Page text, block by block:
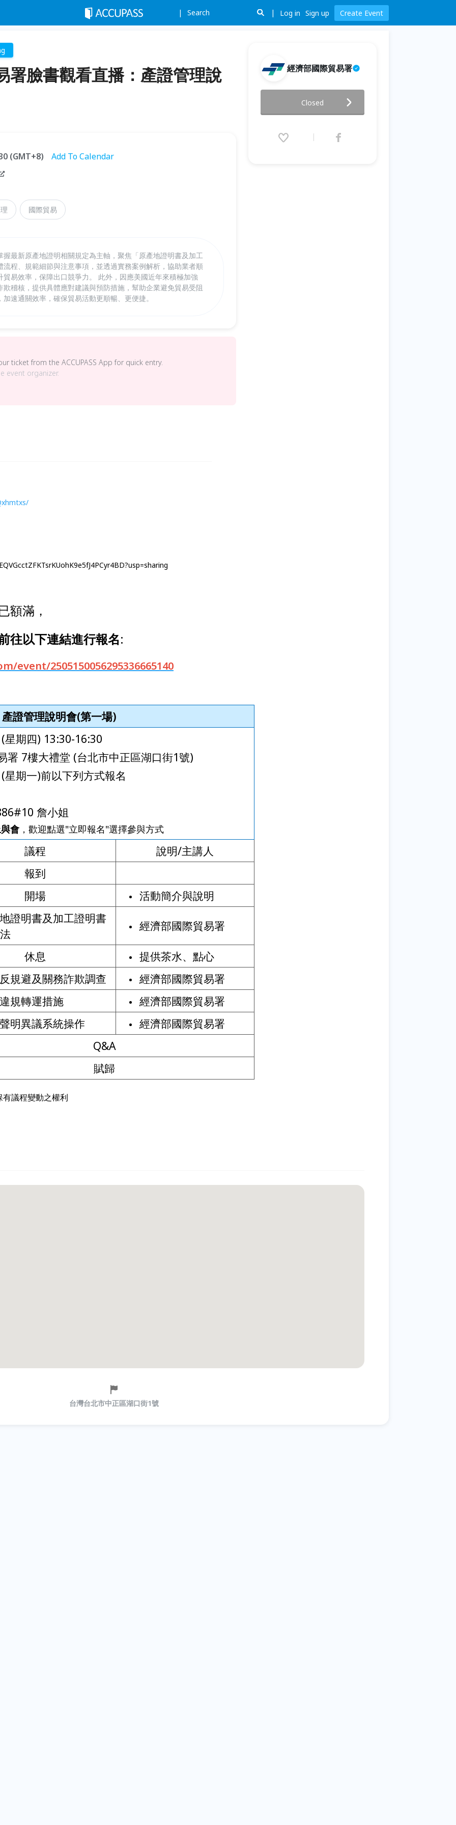
Search Log in Sign up Create Event
署臉書觀看直播：產證管理說
(GMT+8) Add To Calendar
國際貿易
最新原產地證明相關規定為主軸，聚焦「原產地證明書及加工
程、規範細節與注意事項，並透過實務案例解析，協助業者順
易效率，保障出口競爭力。 此外，因應美國近年來積極加強
稽核，提供具體應對建議與預防措施，幫助企業避免貿易受阻
速通關效率，確保貿易活動更順暢、更便捷。
ticket from the ACCUPASS App for quick entry.
event organizer.
額滿，
往以下連結進行報名:
event/2505150056295336665140
產證管理說明會(第一場)
期四) 13:30-16:30
7樓大禮堂 (台北市中正區湖口街1號)
期一)前以下列方式報名
詹小姐
會，歡迎點選"立即報名"選擇參與方式
議程
說明/主講人
報到
開場
活動簡介與說明
證明書及加工證明書
經濟部國際貿易署
休息
提供茶水、點心
規避及關務詐欺調查
經濟部國際貿易署
規轉運措施
經濟部國際貿易署
明異議系統操作
經濟部國際貿易署
Q&A
賦歸
有議程變動之權利
經濟部國際貿易署
直播：產證管理說明會(第一場)
2025.05.22 (Thu) 13:30 - 16:30
Closed
台灣台北市中正區湖口街1號